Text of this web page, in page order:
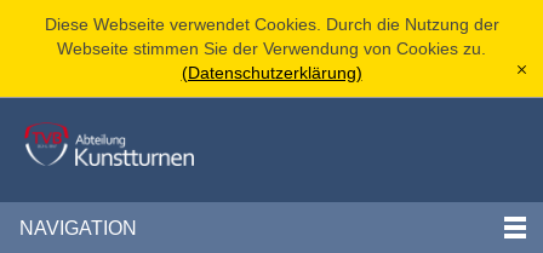
Diese Webseite verwendet Cookies. Durch die Nutzung der
Webseite stimmen Sie der Verwendung von Cookies zu.
(Datenschutzerklärung)
[x]
NAVIGATION